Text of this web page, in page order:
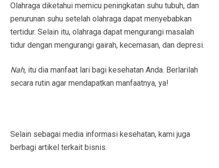
Olahraga diketahui memicu peningkatan suhu tubuh, dan
penurunan suhu setelah olahraga dapat menyebabkan
tertidur. Selain itu, olahraga dapat mengurangi masalah
tidur dengan mengurangi gairah, kecemasan, dan depresi.
Nah, itu dia manfaat lari bagi kesehatan Anda. Berlarilah
secara rutin agar mendapatkan manfaatnya, ya!
Selain sebagai media informasi kesehatan, kami juga
berbagi artikel terkait bisnis.